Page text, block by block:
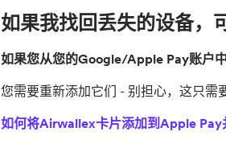
如果我找回丢失的设备，
如果您从您的Google/Apple Pay账户
您需要重新添加它们 - 别担心，这只需
如何将Airwallex卡片添加到Apple Pay